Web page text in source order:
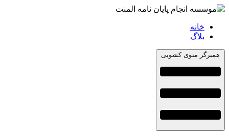
خانه
بلاگ
همبرگر منوی کشویی